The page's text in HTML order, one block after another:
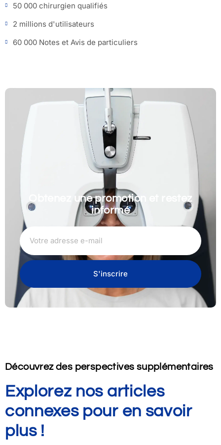
50 000 chirurgien qualifiés
2 millions d'utilisateurs
60 000 Notes et Avis de particuliers
Obtenez une promotion et restez
informé
S'inscrire
Découvrez des perspectives supplémentaires
Explorez nos articles
connexes pour en savoir
plus !